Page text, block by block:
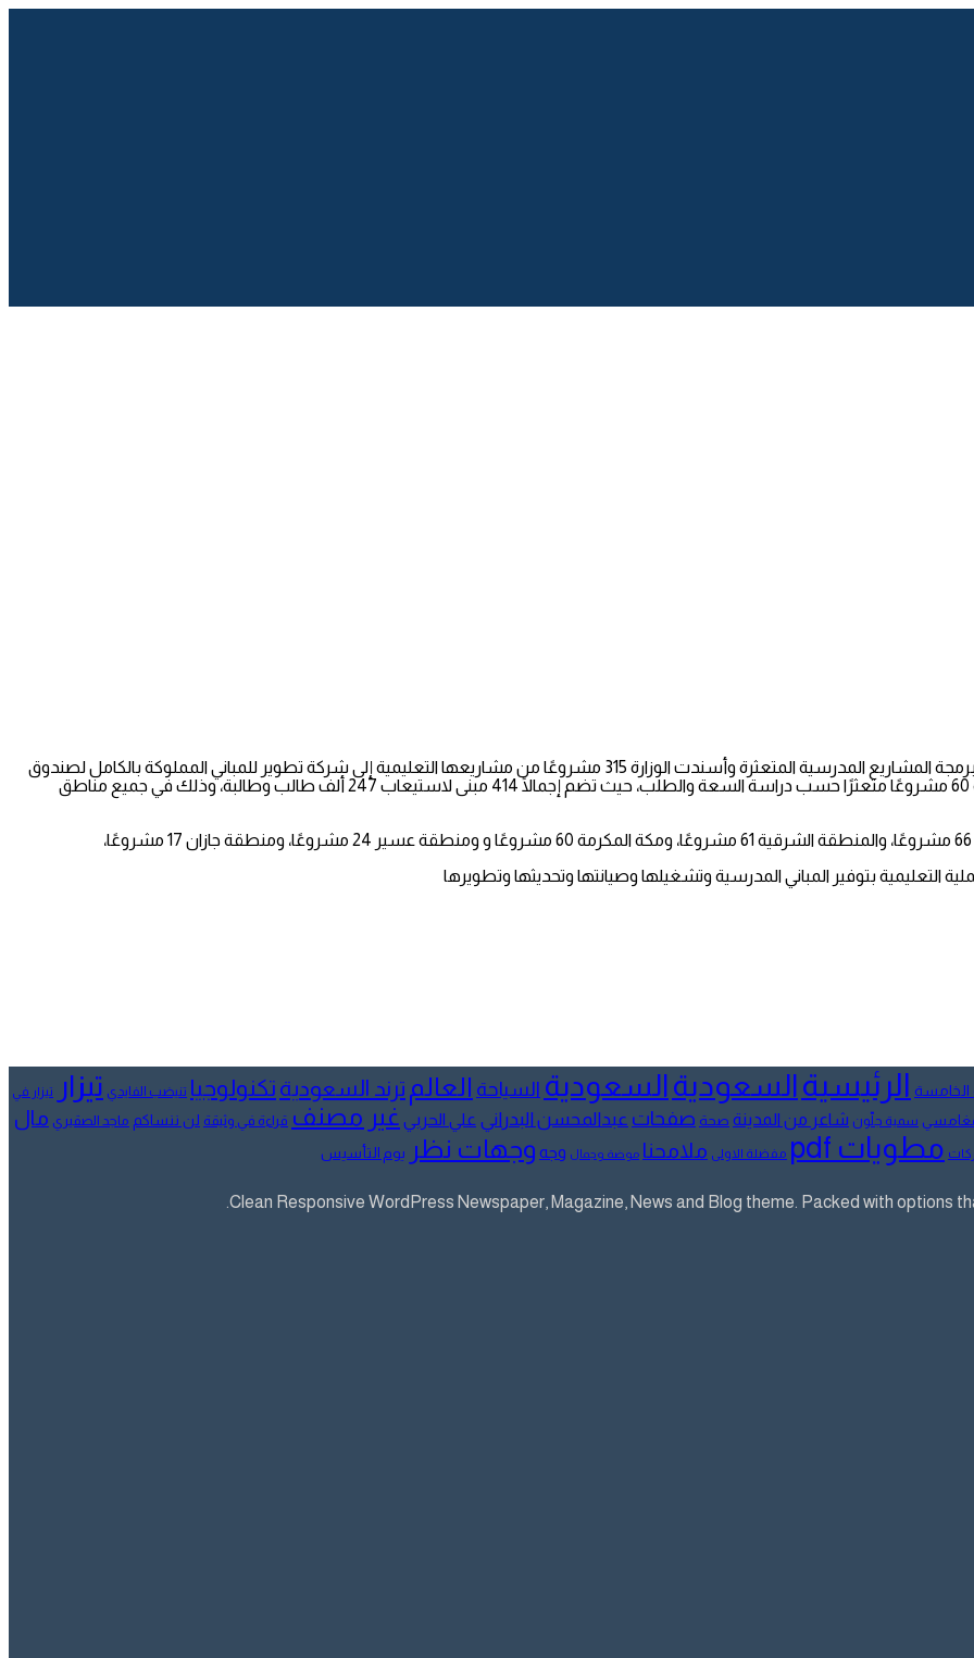
بدأت وزارة التعليم – ممثلةً بوكالة المشاريع والصيانة – بمعالجة وإعادة برمجة المشاريع المدرسية المتعثرة وأسندت الوزارة 315 مشروعًا من مشاريعها التعليمية إلى شركة تطوير للمباني المملوكة بالكامل لصندوق
الاستثمارات العامة، وتتضمن معالجة 237 مشروعًا متعثرًا وإعادة برمجة 60 مشروعًا متعثرًا حسب دراسة السعة والطلب، حيث تضم إجمالًا 414 مبنى لاستيعاب 247 ألف طالب وطالبة، وذلك في جميع مناطق
التعليمية بتوفير المباني المدرسية وتشغيلها وصيانتها وتحديثها وتطويرها
الخامسة الرئيسيةالسعوديةالسعودية السياحة العالم ترند السعودية تكنولوجيا تنيضب الفايدي تيزار تيزار في
سمية جلّون شاعر من المدينة صحة صفحات عبدالمحسن البدراني علي الحربي غير مصنف قراءة في وثيقة لن ننساكم ماجد الصقيري مال
مطويات pdf مفضلة الاولى ملامحنا موضة وجمال وجه وجهات نظر يوم التأسيس
Clean Responsive WordPress Newspaper, Magazine, News and Blog theme. Packed with options